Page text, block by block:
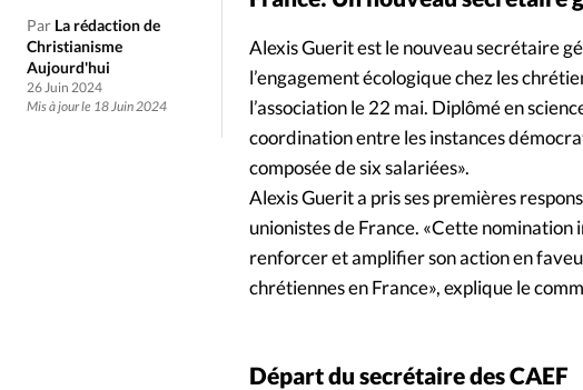
Génération réveil
Monde
Publireportage
Relations
Tour du monde des Eglises
Vécu Vie
Par La rédaction de
Christianisme
Aujourd'hui
26 Juin 2024
Mis à jour le 18 Juin 2024
Alexis Guerit est le nouveau secrétaire
l’engagement écologique chez les
l’association le 22 mai. Diplômé en
coordination entre les instances
composée de six salariées».
Alexis Guerit a pris ses premières
unionistes de France. «Cette
renforcer et amplifier son action en
chrétiennes en France», explique le
Départ du secrétaire des CAEF